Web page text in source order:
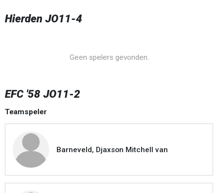
Hierden JO11-4
Geen spelers gevonden.
EFC '58 JO11-2
Teamspeler
Barneveld, Djaxson Mitchell van